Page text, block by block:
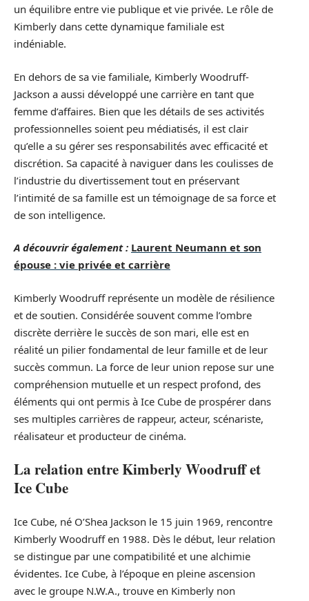
un équilibre entre vie publique et vie privée. Le rôle de
Kimberly dans cette dynamique familiale est
indéniable.
En dehors de sa vie familiale, Kimberly Woodruff-
Jackson a aussi développé une carrière en tant que
femme d’affaires. Bien que les détails de ses activités
professionnelles soient peu médiatisés, il est clair
qu’elle a su gérer ses responsabilités avec efficacité et
discrétion. Sa capacité à naviguer dans les coulisses de
l’industrie du divertissement tout en préservant
l’intimité de sa famille est un témoignage de sa force et
de son intelligence.
A découvrir également : Laurent Neumann et son
épouse : vie privée et carrière
Kimberly Woodruff représente un modèle de résilience
et de soutien. Considérée souvent comme l’ombre
discrète derrière le succès de son mari, elle est en
réalité un pilier fondamental de leur famille et de leur
succès commun. La force de leur union repose sur une
compréhension mutuelle et un respect profond, des
éléments qui ont permis à Ice Cube de prospérer dans
ses multiples carrières de rappeur, acteur, scénariste,
réalisateur et producteur de cinéma.
La relation entre Kimberly Woodruff et
Ice Cube
Ice Cube, né O’Shea Jackson le 15 juin 1969, rencontre
Kimberly Woodruff en 1988. Dès le début, leur relation
se distingue par une compatibilité et une alchimie
évidentes. Ice Cube, à l’époque en pleine ascension
avec le groupe N.W.A., trouve en Kimberly non